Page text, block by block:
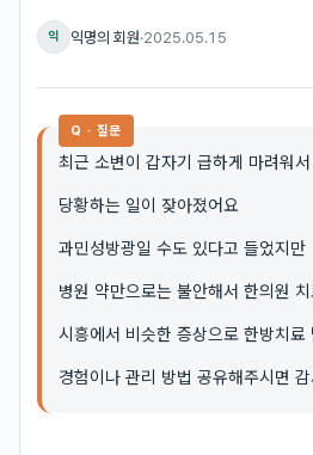
익 익명의 회원·2025.05.15
Q · 질문
최근 소변이 갑자기 급하게 마려워서
당황하는 일이 잦아졌어요
과민성방광일 수도 있다고 들었지만
병원 약만으로는 불안해서 한의원
시흥에서 비슷한 증상으로 한방치료
경험이나 관리 방법 공유해주시면